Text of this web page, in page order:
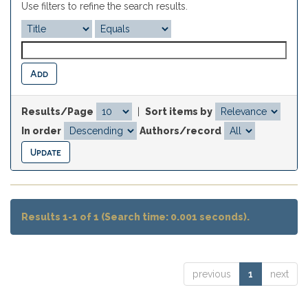
Use filters to refine the search results.
Results/Page
Sort items by
In order
Authors/record
Results 1-1 of 1 (Search time: 0.001 seconds).
previous 1 next